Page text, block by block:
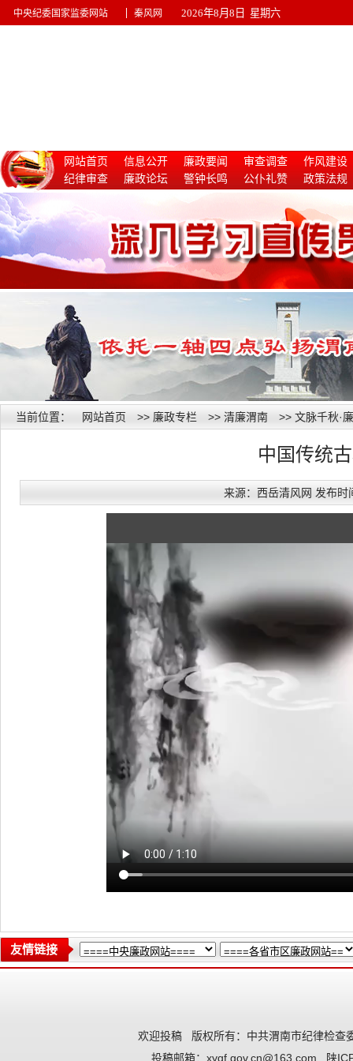
中央纪委国家监委网站 秦风网 2026年8月8日 星期六
网站首页 信息公开 廉政要闻 审查调查
作风建设
纪律审查
廉政论坛 警钟长鸣 公仆礼赞
政策法规
当前位置： 网站首页 >> 廉政专栏 >> 清廉渭南 >> 文脉千秋·
中国传统
来源：西岳清风网 发布
友情链接
欢迎投稿 版权所有：中共渭南市纪律检查
投稿邮箱： xyqf.gov.cn@163.com
陕